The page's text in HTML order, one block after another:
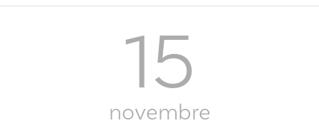
15
novembre